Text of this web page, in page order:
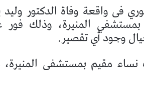
فى واقعة وفاة الدكتور
المنيرة، وذلك فور
وجود أي تقصير.
مقيم بمستشفى المنيرة،